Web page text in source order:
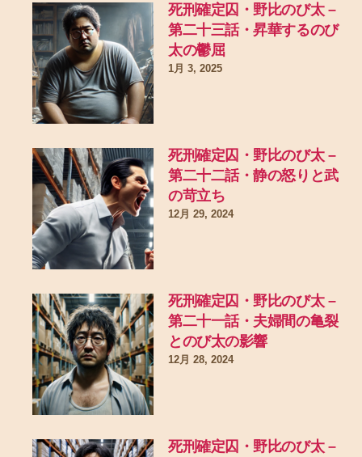
死刑確定囚・野比のび太 –
第二十三話・昇華するのび
太の鬱屈
1月 3, 2025
死刑確定囚・野比のび太 –
第二十二話・静の怒りと武
の苛立ち
12月 29, 2024
死刑確定囚・野比のび太 –
第二十一話・夫婦間の亀裂
とのび太の影響
12月 28, 2024
死刑確定囚・野比のび太 –